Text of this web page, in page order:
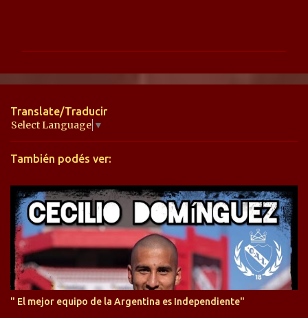
n
a
r
i
s
Translate/Traducir
Select Language ▼
También podés ver:
" El mejor equipo de la Argentina es Independiente"